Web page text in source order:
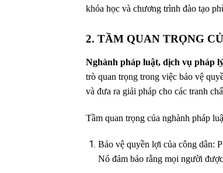
khóa học và chương trình đào tạo
2. TẦM QUAN TRỌNG
Nghành pháp luật, dịch vụ pháp
trò quan trọng trong việc bảo vệ
và đưa ra giải pháp cho các tranh
Tầm quan trọng của nghành pháp
Bảo vệ quyền lợi của công dân:
Nó đảm bảo rằng mọi người